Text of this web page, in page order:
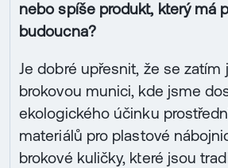
nebo spíše produkt, který má
budoucna?
Je dobré upřesnit, že se zatím
brokovou munici, kde jsme
ekologického účinku
materiálů pro plastové
brokové kuličky, které jsou